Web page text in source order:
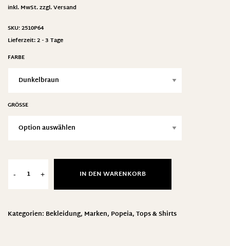
inkl. MwSt.zzgl.Versand
SKU:2510P64
Lieferzeit:2 - 3 Tage
FARBE
GRÖSSE
- + IN DEN WARENKORB
Kategorien: Bekleidung, Marken, Popeia,Tops & Shirts